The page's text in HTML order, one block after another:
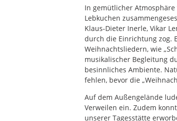
In gemütlicher
Lebkuchen
Klaus-Dieter Inerle, Vikar
durch die Einrichtung zog.
Weihnachtsliedern, wie
musikalischer Begleitung
besinnliches Ambiente.
fehlen, bevor die
Auf dem Außengelände
Verweilen ein. Zudem
unserer Tagesstätte